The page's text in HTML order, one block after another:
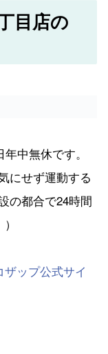
目店の
中無休です。
にせず運動する
の都合で24時間
ザップ公式サイ